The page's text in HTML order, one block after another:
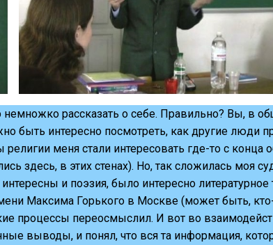
рассказать о себе. Правильно? Вы, в
быть интересно посмотреть, как другие люди
меня стали интересовать где-то с конца
здесь, в этих стенах). Но, так сложилась моя
и поэзия, было интересно литературное
Максима Горького в Москве (может быть,
процессы переосмыслил. И вот во
выводы, и понял, что вся та информация,